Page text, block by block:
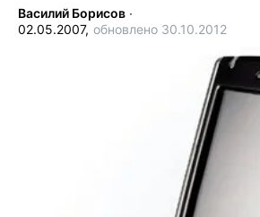
Василий Борисов ∙
02.05.2007, обновлено 30.10.2012